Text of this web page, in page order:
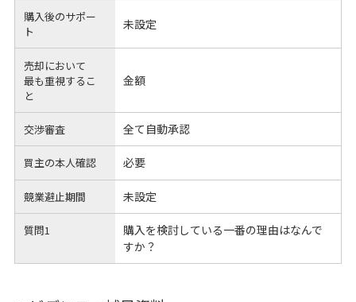
購入後のサポー
ト
未設定
売却において
最も重視するこ
と
金額
交渉審査 全て自動承認
買主の本人確認 必要
競業避止期間 未設定
質問1
購入を検討している一番の理由はなんで
すか？